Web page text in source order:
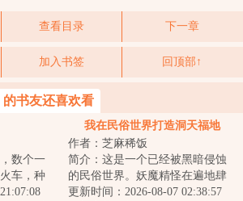
查看目录 下一章
加入书签 回顶部↑
书友还喜欢看
数个一
车，种
好手
我在民俗世界打造洞天福地
作者：芝麻稀饭
简介：这是一个已经被黑暗侵蚀
的民俗世界。妖魔精怪在遍地肆
意生长，人族只能在夹缝中艰难
更新时间：2026-08-07 02:38:57